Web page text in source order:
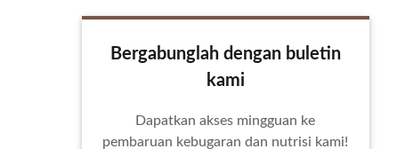
Bergabunglah dengan buletin
kami
Dapatkan akses mingguan ke
pembaruan kebugaran dan nutrisi kami!